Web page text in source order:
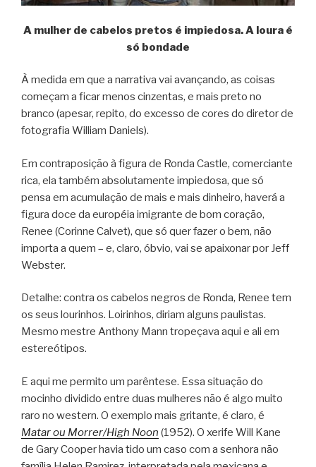
A mulher de cabelos pretos é impiedosa. A loura é
só bondade
À medida em que a narrativa vai avançando, as coisas
começam a ficar menos cinzentas, e mais preto no
branco (apesar, repito, do excesso de cores do diretor de
fotografia William Daniels).
Em contraposição à figura de Ronda Castle, comerciante
rica, ela também absolutamente impiedosa, que só
pensa em acumulação de mais e mais dinheiro, haverá a
figura doce da européia imigrante de bom coração,
Renee (Corinne Calvet), que só quer fazer o bem, não
importa a quem – e, claro, óbvio, vai se apaixonar por Jeff
Webster.
Detalhe: contra os cabelos negros de Ronda, Renee tem
os seus lourinhos. Loirinhos, diriam alguns paulistas.
Mesmo mestre Anthony Mann tropeçava aqui e ali em
estereótipos.
E aqui me permito um parêntese. Essa situação do
mocinho dividido entre duas mulheres não é algo muito
raro no western. O exemplo mais gritante, é claro, é
Matar ou Morrer/High Noon (1952). O xerife Will Kane
de Gary Cooper havia tido um caso com a senhora não